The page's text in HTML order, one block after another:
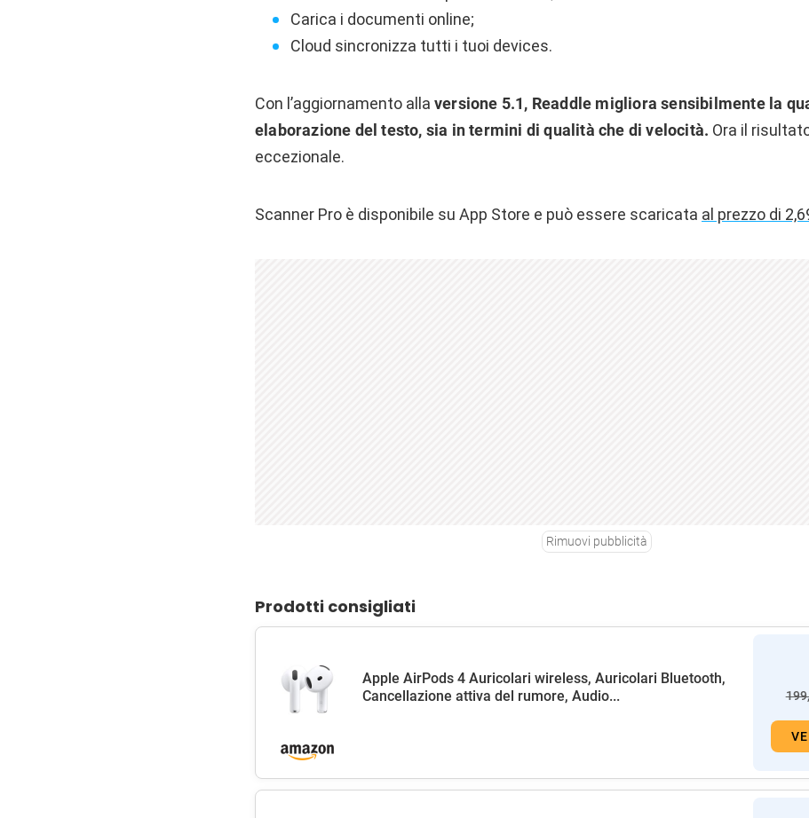
Carica i documenti online;
Cloud sincronizza tutti i tuoi devices.
Con l’aggiornamento alla versione 5.1, Readdle migliora sensibilmente la
elaborazione del testo, sia in termini di qualità che di velocità. Ora il
eccezionale.
Scanner Pro è disponibile su App Store e può essere scaricata al prezzo di
Rimuovi pubblicità
Prodotti consigliati
Apple AirPods 4 Auricolari wireless, Auricolari Bluetooth,
Cancellazione attiva del rumore, Audio...